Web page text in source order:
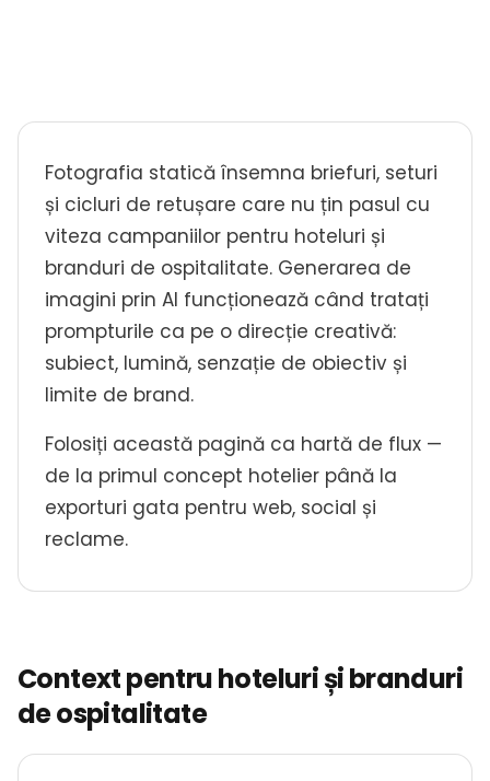
Fotografia statică însemna briefuri, seturi
și cicluri de retușare care nu țin pasul cu
viteza campaniilor pentru hoteluri și
branduri de ospitalitate. Generarea de
imagini prin AI funcționează când tratați
prompturile ca pe o direcție creativă:
subiect, lumină, senzație de obiectiv și
limite de brand.
Folosiți această pagină ca hartă de flux —
de la primul concept hotelier până la
exporturi gata pentru web, social și
reclame.
Context pentru hoteluri și branduri
de ospitalitate